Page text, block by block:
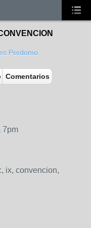
Perdomo
Comentarios
7pm
ix, convencion,